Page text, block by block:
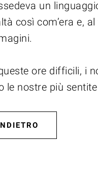
un
così com’era e,
ore difficili, i
le nostre più